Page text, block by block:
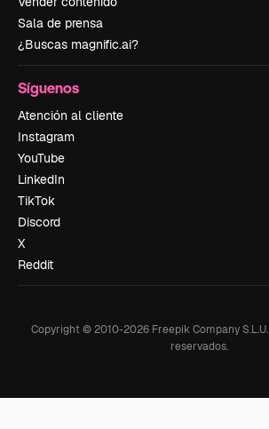
Sala de prensa
¿Buscas magnific.ai?
Síguenos
Atención al cliente
Instagram
YouTube
LinkedIn
TikTok
Discord
X
Reddit
Copyright © 2010-2026 Freepik Company S.L.U.
reservados.